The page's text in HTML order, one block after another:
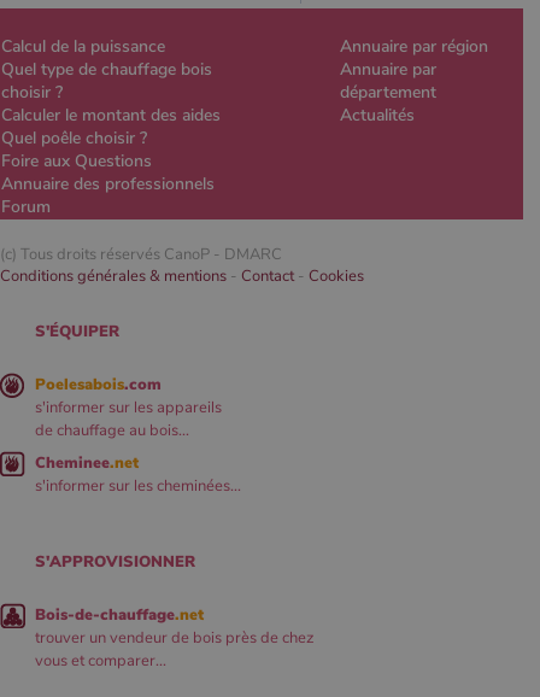
Calcul de la puissance
Quel type de chauffage bois
choisir ?
Calculer le montant des aides
Quel poêle choisir ?
Foire aux Questions
Annuaire des professionnels
Forum
Annuaire par région
Annuaire par
département
Actualités
(c) Tous droits réservés CanoP - DMARC
Conditions générales & mentions - Contact- Cookies
S'ÉQUIPER
Poelesabois.com
s'informer sur les appareils
de chauffage au bois...
Cheminee.net
s'informer sur les cheminées...
S'APPROVISIONNER
Bois-de-chauffage.net
trouver un vendeur de bois près de chez
vous et comparer...